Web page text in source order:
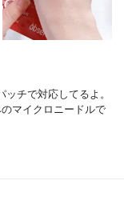
チで対応してるよ。
マイクロニードルで